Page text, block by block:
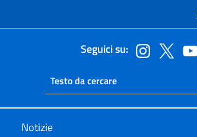
Seguici su:
Ricerca sito
Cerca nel sito
Notizie